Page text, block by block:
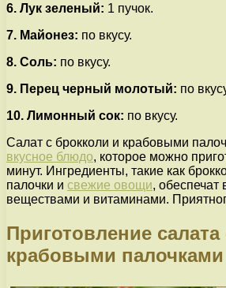
6. Лук зеленый: 1 пучок.
7. Майонез: по вкусу.
8. Соль: по вкусу.
9. Перец черный молотый: по
10. Лимонный сок: по вкусу.
Салат с брокколи и крабовыми
вкусное блюдо, которое можно
минут. Ингредиенты, такие как
палочки и свежие овощи,
веществами и витаминами.
Приготовление
крабовыми палочками